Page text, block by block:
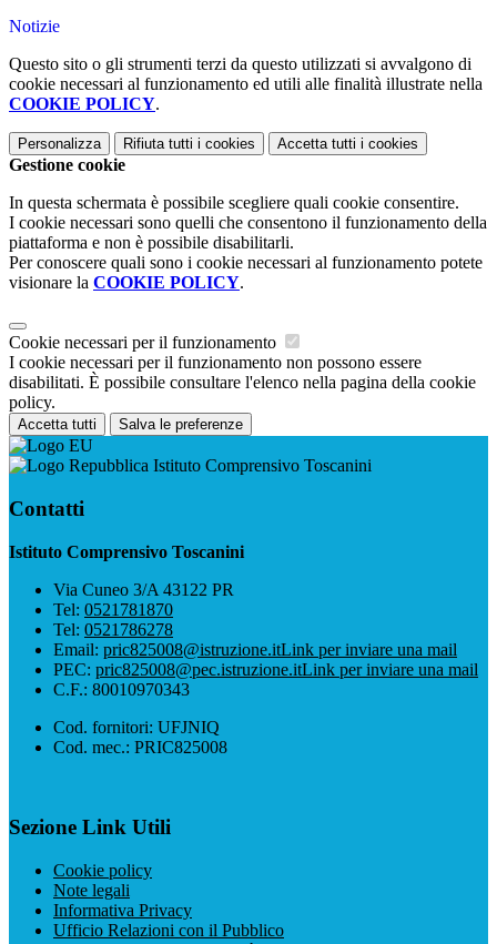
Notizie
Questo sito o gli strumenti terzi da questo utilizzati si avvalgono di
cookie necessari al funzionamento ed utili alle finalità illustrate nella
COOKIE POLICY.
Personalizza Rifiuta tutti i cookies Accetta tutti i cookies
Gestione cookie
In questa schermata è possibile scegliere quali cookie consentire.
I cookie necessari sono quelli che consentono il funzionamento della
piattaforma e non è possibile disabilitarli.
Per conoscere quali sono i cookie necessari al funzionamento potete
visionare la COOKIE POLICY.
Cookie necessari per il funzionamento
I cookie necessari per il funzionamento non possono essere
disabilitati. È possibile consultare l'elenco nella pagina della cookie
policy.
Accetta tutti Salva le preferenze
Istituto Comprensivo Toscanini
Contatti
Istituto Comprensivo Toscanini
Via Cuneo 3/A 43122 PR
Tel: 0521781870
Tel: 0521786278
Email: pric825008@istruzione.itLink per inviare una mail
PEC: pric825008@pec.istruzione.itLink per inviare una mail
C.F.: 80010970343
Cod. fornitori: UFJNIQ
Cod. mec.: PRIC825008
Sezione Link Utili
Cookie policy
Note legali
Informativa Privacy
Ufficio Relazioni con il Pubblico